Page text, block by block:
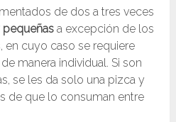
de dos a tres veces
a excepción de los
en cuyo caso se requiere
manera individual. Si son
se les da solo una pizca y
de que lo consuman entre